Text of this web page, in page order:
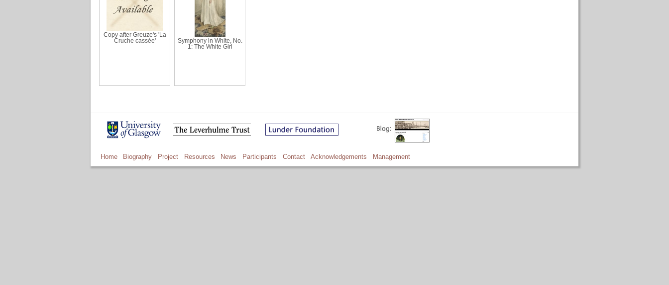
Copy after Greuze's 'La
Cruche cassée'
Symphony in White, No.
1: The White Girl
Home Biography Project Resources News Participants Contact Acknowledgements Management